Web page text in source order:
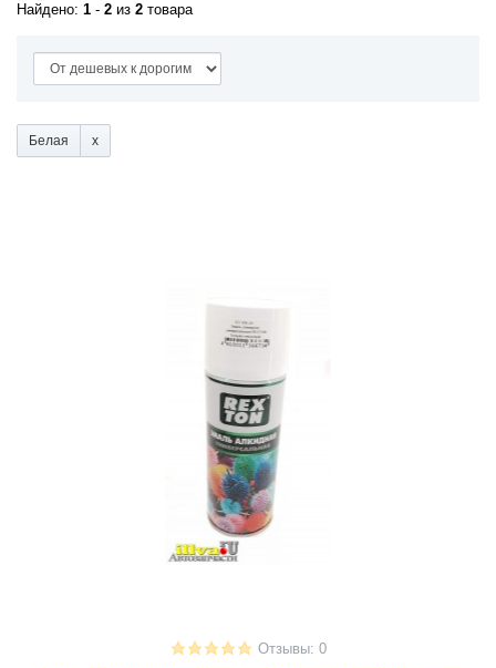
Найдено: 1 - 2 из 2 товара
Белая
Отзывы: 0